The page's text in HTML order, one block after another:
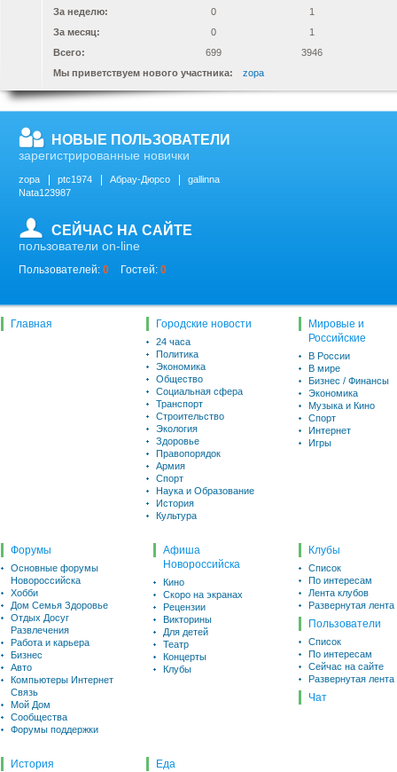
За неделю:
0
1
За месяц:
0
1
Всего:
699
3946
Мы приветствуем нового участника:
zopa
НОВЫЕ ПОЛЬЗОВАТЕЛИ
зарегистрированные новички
zopa ptc1974 Абрау-Дюрсо
gallinna
Nata123987
СЕЙЧАС НА САЙТЕ
пользователи on-line
Пользователей: 0 Гостей: 0
Главная Городские новости
24 часа
Политика
Экономика
Общество
Социальная сфера
Транспорт
Строительство
Экология
Здоровье
Правопорядок
Армия
Спорт
Наука и Образование
История
Культура
Мировые и
Российские
В России
В мире
Бизнес / Финансы
Экономика
Музыка и Кино
Спорт
Интернет
Игры
Форумы
Основные форумы
Новороссийска
Хобби
Дом Семья Здоровье
Отдых Досуг
Развлечения
Работа и карьера
Бизнес
Авто
Компьютеры Интернет
Связь
Мой Дом
Сообщества
Форумы поддержки
Афиша
Новороссийска
Кино
Скоро на экранах
Рецензии
Викторины
Для детей
Театр
Концерты
Клубы
Клубы
Список
По интересам
Лента клубов
Развернутая лента
Пользователи
Список
По интересам
Сейчас на сайте
Развернутая лента
Чат
История Еда